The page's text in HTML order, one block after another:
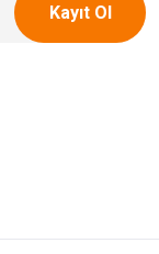
Kayıt Ol